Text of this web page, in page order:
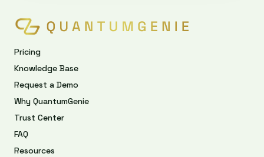
Pricing
Knowledge Base
Request a Demo
Why QuantumGenie
Trust Center
FAQ
Resources